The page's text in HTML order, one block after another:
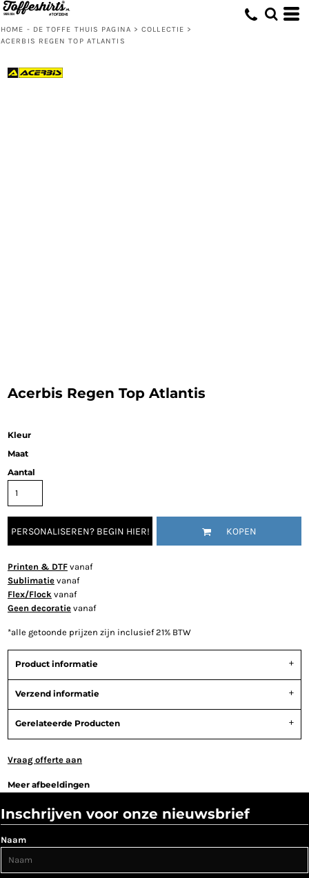
HOME - DE TOFFE THUIS PAGINA > COLLECTIE >
ACERBIS REGEN TOP ATLANTIS
Acerbis Regen Top Atlantis
Kleur
Maat
Aantal
PERSONALISEREN? BEGIN HIER! KOPEN
Printen & DTF vanaf
Sublimatie vanaf
Flex/Flock vanaf
Geen decoratie vanaf
*alle getoonde prijzen zijn inclusief 21% BTW
Product informatie
Verzend informatie
Gerelateerde Producten
Vraag offerte aan
Meer afbeeldingen
Inschrijven voor onze nieuwsbrief
Naam